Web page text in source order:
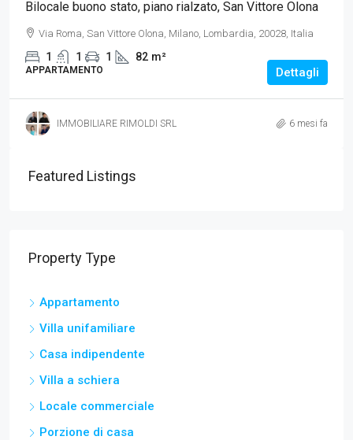
Bilocale buono stato, piano rialzato, San Vittore Olona
Via Roma, San Vittore Olona, Milano, Lombardia, 20028, Italia
1 1 1 82 m²
APPARTAMENTO Dettagli
IMMOBILIARE RIMOLDI SRL 6 mesi fa
Featured Listings
Property Type
Appartamento
Villa unifamiliare
Casa indipendente
Villa a schiera
Locale commerciale
Porzione di casa